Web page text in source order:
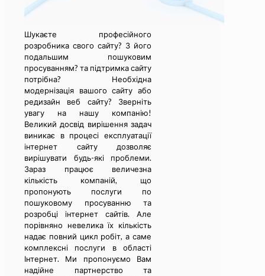
Шукаєте професійного
розробника свого сайту? З його
подальшим пошуковим
просуванням? та підтримка сайту
потрібна? Необхідна
модернізація вашого сайту або
редизайн веб сайту? Зверніть
увагу на нашу компанію!
Великий досвід вирішення задач
виникає в процесі експлуатації
інтернет сайту дозволяє
вирішувати будь-які проблеми.
Зараз працює величезна
кількість компаній, що
пропонують послуги по
пошуковому просуванню та
розробці інтернет сайтів. Але
порівняно невелика їх кількість
надає повний цикл робіт, а саме
комплексні послуги в області
Інтернет. Ми пропонуємо Вам
надійне партнерство та